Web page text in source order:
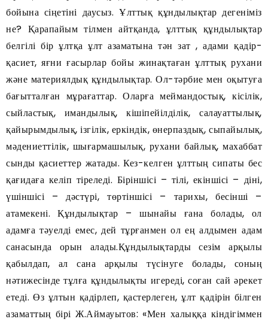
бойына сіңетіні даусыз. Ұлттық құндылықтар дегеніміз
не? Қарапайым тілмен айтқанда, ұлттық құндылықтар
белгілі бір ұлтқа ұлт азаматына тән зат , адами қадір-
қасиет, яғни ғасырлар бойы жинақтаған ұлттық рухани
және материялдық құндылықтар. Ол-тәрбие мен оқытуға
бағытталған мұрағаттар. Оларға меймандостық, кісілік,
сыйластық, имандылық, кішіпейілділік, салауаттылық,
қайырымдылық, ізгілік, еркіндік, өнерпаздық, сыпайылық,
мәдениеттілік, шығармашылық, рухани байлық, махаббат
сынды қасиеттер жатады. Кез-келген ұлттың сипаты бес
қағидаға келіп тіреледі. Біріншісі – тілі, екіншісі – діні,
үшіншісі – дәстүрі, төртіншісі – тарихы, бесінші –
атамекені. Құндылықтар – шынайы ғана болады, ол
адамға тәуелді емес, дей тұрғанмен ол ең алдымен адам
санасында орын алады.Құндылықтарды сезім арқылы
қабылдап, ал сана арқылы түсінуге болады, соның
нәтижесінде тұлға құндылықты игереді, соған сай әрекет
етеді. Өз ұлтын қадірлеп, қастерлеген, ұлт қадірін білген
азаматтың бірі Ж.Аймауытов: «Мен халыққа кіндігіммен